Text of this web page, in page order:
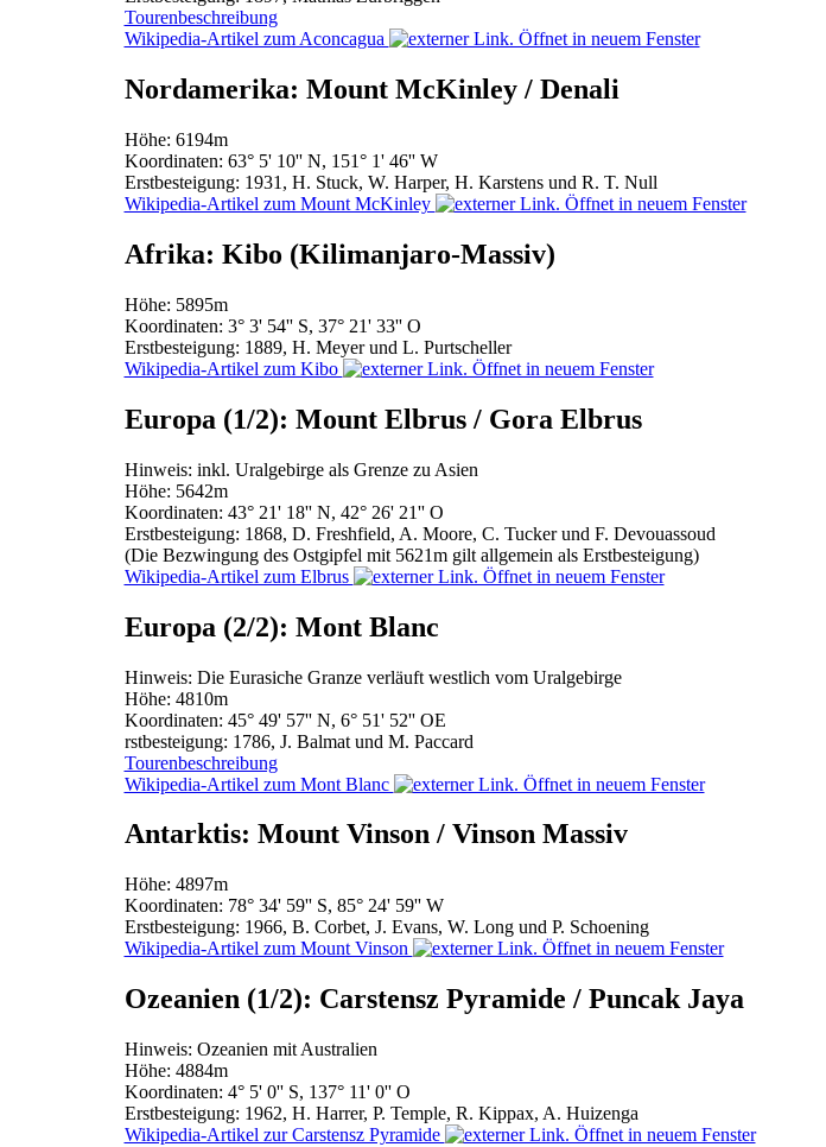
Tourenbeschreibung
Wikipedia-Artikel zum Aconcagua
Nordamerika: Mount McKinley / Denali
Höhe: 6194m
Koordinaten: 63° 5' 10'' N, 151° 1' 46'' W
Erstbesteigung: 1931, H. Stuck, W. Harper, H. Karstens und R. T. Null
Wikipedia-Artikel zum Mount McKinley
Afrika: Kibo (Kilimanjaro-Massiv)
Höhe: 5895m
Koordinaten: 3° 3' 54'' S, 37° 21' 33'' O
Erstbesteigung: 1889, H. Meyer und L. Purtscheller
Wikipedia-Artikel zum Kibo
Europa (1/2): Mount Elbrus / Gora Elbrus
Hinweis: inkl. Uralgebirge als Grenze zu Asien
Höhe: 5642m
Koordinaten: 43° 21' 18'' N, 42° 26' 21'' O
Erstbesteigung: 1868, D. Freshfield, A. Moore, C. Tucker und F. Devouassoud
(Die Bezwingung des Ostgipfel mit 5621m gilt allgemein als Erstbesteigung)
Wikipedia-Artikel zum Elbrus
Europa (2/2): Mont Blanc
Hinweis: Die Eurasiche Granze verläuft westlich vom Uralgebirge
Höhe: 4810m
Koordinaten: 45° 49' 57'' N, 6° 51' 52'' OE
rstbesteigung: 1786, J. Balmat und M. Paccard
Tourenbeschreibung
Wikipedia-Artikel zum Mont Blanc
Antarktis: Mount Vinson / Vinson Massiv
Höhe: 4897m
Koordinaten: 78° 34' 59'' S, 85° 24' 59'' W
Erstbesteigung: 1966, B. Corbet, J. Evans, W. Long und P. Schoening
Wikipedia-Artikel zum Mount Vinson
Ozeanien (1/2): Carstensz Pyramide / Puncak Jaya
Hinweis: Ozeanien mit Australien
Höhe: 4884m
Koordinaten: 4° 5' 0'' S, 137° 11' 0'' O
Erstbesteigung: 1962, H. Harrer, P. Temple, R. Kippax, A. Huizenga
Wikipedia-Artikel zur Carstensz Pyramide